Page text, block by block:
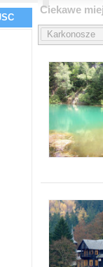
Ciekawe